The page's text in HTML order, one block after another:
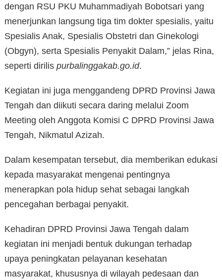
dengan RSU PKU Muhammadiyah Bobotsari yang
menerjunkan langsung tiga tim dokter spesialis, yaitu
Spesialis Anak, Spesialis Obstetri dan Ginekologi
(Obgyn), serta Spesialis Penyakit Dalam,” jelas Rina,
seperti dirilis purbalinggakab.go.id.
Kegiatan ini juga menggandeng DPRD Provinsi Jawa
Tengah dan diikuti secara daring melalui Zoom
Meeting oleh Anggota Komisi C DPRD Provinsi Jawa
Tengah, Nikmatul Azizah.
Dalam kesempatan tersebut, dia memberikan edukasi
kepada masyarakat mengenai pentingnya
menerapkan pola hidup sehat sebagai langkah
pencegahan berbagai penyakit.
Kehadiran DPRD Provinsi Jawa Tengah dalam
kegiatan ini menjadi bentuk dukungan terhadap
upaya peningkatan pelayanan kesehatan
masyarakat, khususnya di wilayah pedesaan dan